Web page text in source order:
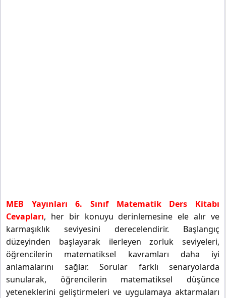
MEB Yayınları 6. Sınıf Matematik Ders Kitabı
Cevapları, her bir konuyu derinlemesine ele alır ve
karmaşıklık seviyesini derecelendirir. Başlangıç
düzeyinden başlayarak ilerleyen zorluk seviyeleri,
öğrencilerin matematiksel kavramları daha iyi
anlamalarını sağlar. Sorular farklı senaryolarda
sunularak, öğrencilerin matematiksel düşünce
yeteneklerini geliştirmeleri ve uygulamaya aktarmaları